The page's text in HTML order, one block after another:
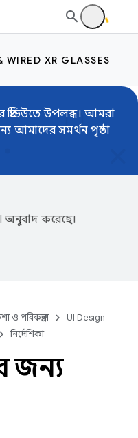
WIRED XR GLASSES
উপলব্ধ। আমরা
আমাদেরসমর্থন পৃষ্ঠা
অনুবাদ করেছে।
ও পরিকল্পনা
UI Design
নির্দেশিকা
জন্য